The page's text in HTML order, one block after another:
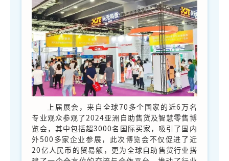
上届展会，来自全球70多个国家的近6万名
专业观众参观了2024亚洲自助售货及智慧零售博
览会，其中包括超3000名国际买家，吸引了国内
外500多家企业参展，此次博览会不仅促进了近
20亿人民币的贸易额，更为全球自助售货行业搭